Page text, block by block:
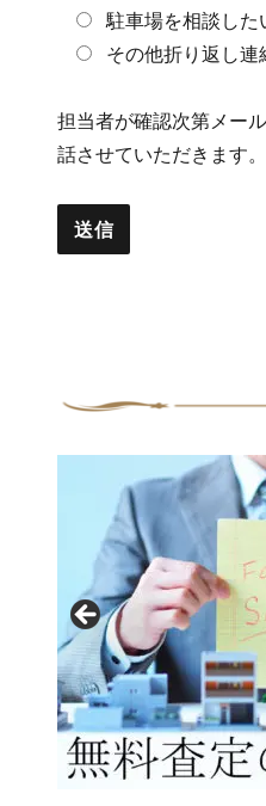
駐車場を相談した
その他折り返し連
担当者が確認次第メー
話させていただきます。